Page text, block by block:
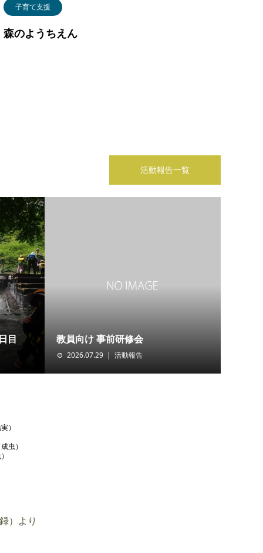
子育て支援
森のようちえん
目 教員向け 事前研修会
2026.07.29 活動報告
活動報告一覧
）
虫）
）より